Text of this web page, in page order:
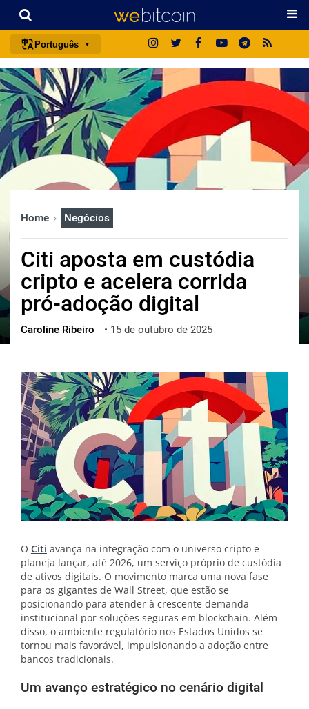
Português
português (BR)
english
español
français
italiano
deutsch
中文
한국어
العربية
ไทย
ქართული
vietnamese
Home Negócios
Citi aposta em custódia
cripto e acelera corrida
pró-adoção digital
Caroline Ribeiro • 15 de outubro de 2025
O Citi avança na integração com o universo cripto e
planeja lançar, até 2026, um serviço próprio de custódia
de ativos digitais. O movimento marca uma nova fase
para os gigantes de Wall Street, que estão se
posicionando para atender à crescente demanda
institucional por soluções seguras em blockchain. Além
disso, o ambiente regulatório nos Estados Unidos se
tornou mais favorável, impulsionando a adoção entre
bancos tradicionais.
Um avanço estratégico no cenário digital